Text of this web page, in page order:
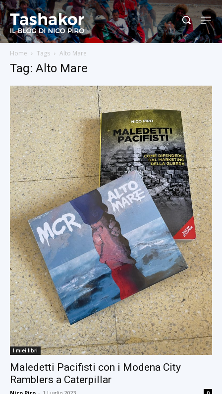
Home Tags Alto Mare
Tag: Alto Mare
I miei libri
Maledetti Pacifisti con i Modena City
Ramblers a Caterpillar